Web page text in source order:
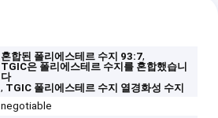
혼합된 폴리에스테르 수지 93:7,
TGIC은 폴리에스테르 수지를 혼합했습니
다
, TGIC 폴리에스테르 수지 열경화성 수지
negotiable